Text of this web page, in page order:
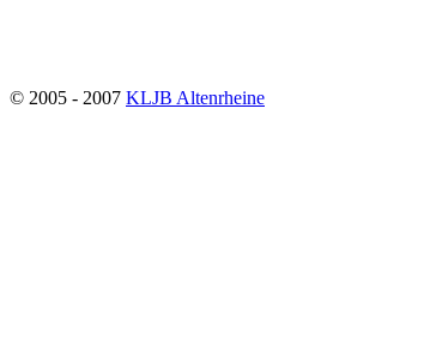
© 2005 - 2007 KLJB Altenrheine